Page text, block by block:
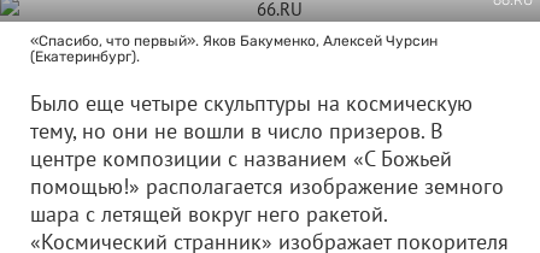
«Спасибо, что первый». Яков Бакуменко, Алексей Чурсин
(Екатеринбург).
Было еще четыре скульптуры на космическую
тему, но они не вошли в число призеров. В
центре композиции с названием «С Божьей
помощью!» располагается изображение земного
шара с летящей вокруг него ракетой.
«Космический странник» изображает покорителя